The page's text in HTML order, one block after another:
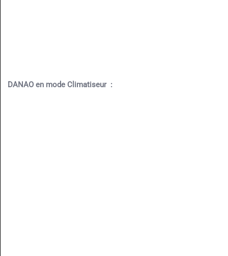
DANAO en mode Climatiseur :